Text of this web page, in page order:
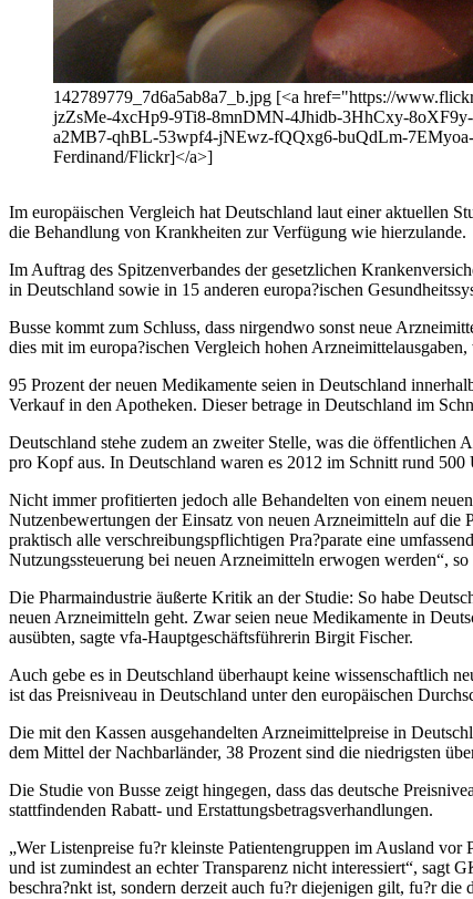
142789779_7d6a5ab8a7_b.jpg [<a href="https://
jzZsMe-4xcHp9-9Ti8-8mnDMN-4Jhidb-3HhCxy-
a2MB7-qhBL-53wpf4-jNEwz-fQQxg6-buQdLm-
Ferdinand/Flickr]</a>]
Im europäischen Vergleich hat Deutschland laut einer aktuellen
die Behandlung von Krankheiten zur Verfügung wie hierzulande.
Im Auftrag des Spitzenverbandes der gesetzlichen
in Deutschland sowie in 15 anderen europa?ischen
Busse kommt zum Schluss, dass nirgendwo sonst neue
dies mit im europa?ischen Vergleich hohen
95 Prozent der neuen Medikamente seien in Deutschland
Verkauf in den Apotheken. Dieser betrage in Deutschland im
Deutschland stehe zudem an zweiter Stelle, was die
pro Kopf aus. In Deutschland waren es 2012 im Schnitt rund 500
Nicht immer profitierten jedoch alle Behandelten von einem
Nutzenbewertungen der Einsatz von neuen Arzneimitteln auf die
praktisch alle verschreibungspflichtigen Pra?parate eine
Nutzungssteuerung bei neuen Arzneimitteln erwogen werden“, so
Die Pharmaindustrie äußerte Kritik an der Studie: So habe
neuen Arzneimitteln geht. Zwar seien neue Medikamente in
ausübten, sagte vfa-Hauptgeschäftsführerin Birgit Fischer.
Auch gebe es in Deutschland überhaupt keine wissenschaftlich
ist das Preisniveau in Deutschland unter den europäischen
Die mit den Kassen ausgehandelten Arzneimittelpreise in
dem Mittel der Nachbarländer, 38 Prozent sind die niedrigsten
Die Studie von Busse zeigt hingegen, dass das deutsche
stattfindenden Rabatt- und Erstattungsbetragsverhandlungen.
„Wer Listenpreise fu?r kleinste Patientengruppen im Ausland
und ist zumindest an echter Transparenz nicht interessiert“,
beschra?nkt ist, sondern derzeit auch fu?r diejenigen gilt, fu?r die